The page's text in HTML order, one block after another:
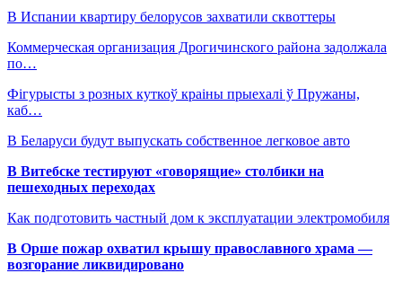
В Испании квартиру белорусов захватили сквоттеры
Коммерческая организация Дрогичинского района задолжала
по…
Фігурысты з розных куткоў краіны прыехалі ў Пружаны,
каб…
В Беларуси будут выпускать собственное легковое авто
В Витебске тестируют «говорящие» столбики на
пешеходных переходах
Как подготовить частный дом к эксплуатации электромобиля
В Орше пожар охватил крышу православного храма —
возгорание ликвидировано